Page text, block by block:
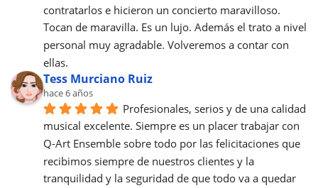
contratarlos e hicieron un concierto maravilloso.
Tocan de maravilla. Es un lujo. Además el trato a nivel
personal muy agradable. Volveremos a contar con
ellas.
Tess Murciano Ruiz
hace 6 años
Profesionales, serios y de una calidad
musical excelente. Siempre es un placer trabajar con
Q-Art Ensemble sobre todo por las felicitaciones que
recibimos siempre de nuestros clientes y la
tranquilidad y la seguridad de que todo va a quedar